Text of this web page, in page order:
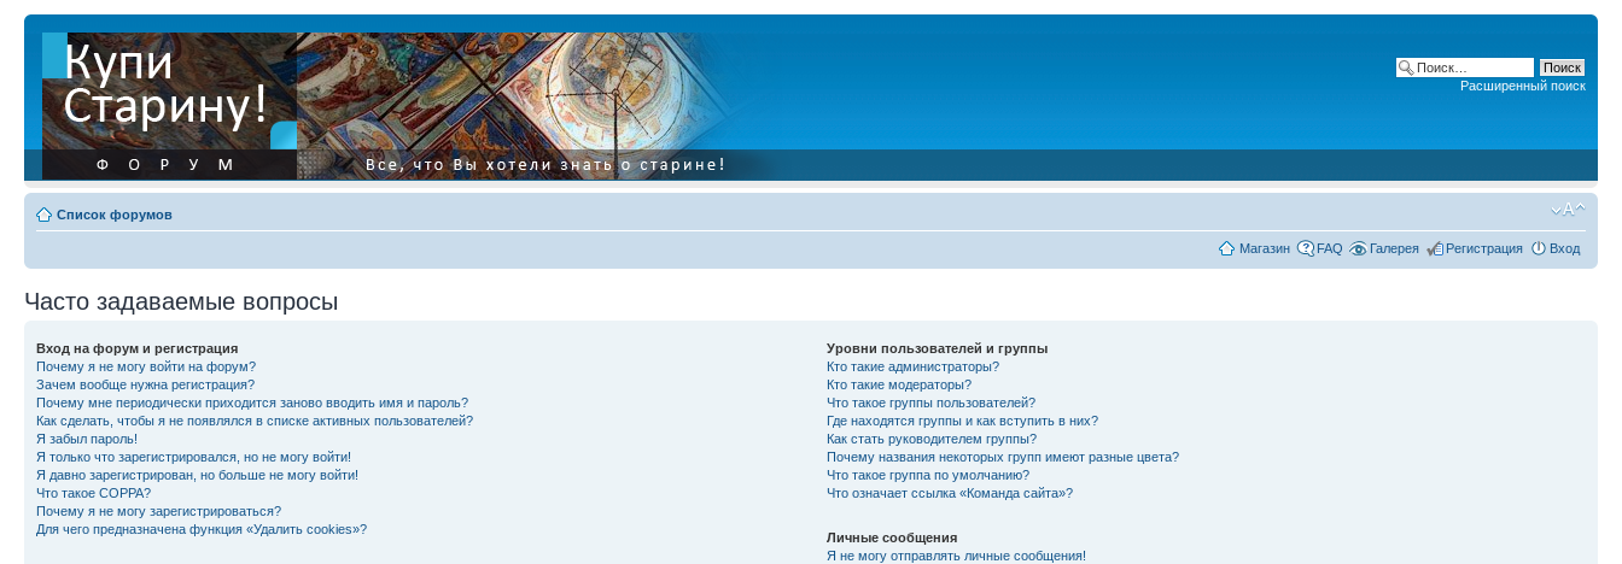
Расширенный поиск
Список форумов
Магазин FAQ Галерея Регистрация Вход
Часто задаваемые вопросы
Вход на форум и регистрация
Почему я не могу войти на форум?
Зачем вообще нужна регистрация?
Почему мне периодически приходится заново вводить имя и пароль?
Как сделать, чтобы я не появлялся в списке активных пользователей?
Я забыл пароль!
Я только что зарегистрировался, но не могу войти!
Я давно зарегистрирован, но больше не могу войти!
Что такое COPPA?
Почему я не могу зарегистрироваться?
Для чего предназначена функция «Удалить cookies»?
Уровни пользователей и группы
Кто такие администраторы?
Кто такие модераторы?
Что такое группы пользователей?
Где находятся группы и как вступить в них?
Как стать руководителем группы?
Почему названия некоторых групп имеют разные цвета?
Что такое группа по умолчанию?
Что означает ссылка «Команда сайта»?
Личные сообщения
Я не могу отправлять личные сообщения!